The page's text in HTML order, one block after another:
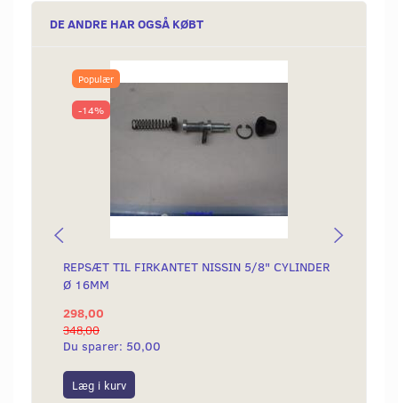
DE ANDRE HAR OGSÅ KØBT
Populær
-14%
REPSÆT TIL FIRKANTET NISSIN 5/8" CYLINDER
Ø 16MM
298,00
348,00
Du sparer: 50,00
Læg i kurv